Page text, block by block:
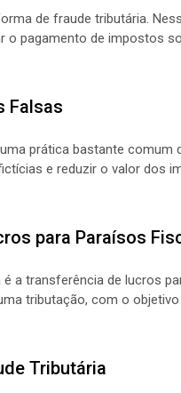
de fraude tributária.
o pagamento de impostos
Falsas
prática bastante
e reduzir o valor dos
para Paraísos
a transferência de lucros
tributação, com o
Tributária